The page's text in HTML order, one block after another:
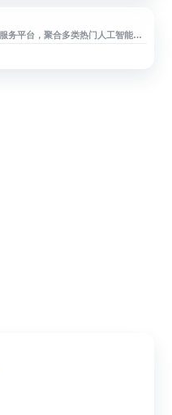
务平台，聚合多类热门人工智能模
等方向。平台提供模型体验、推
发者、企业和 AI 爱好者，适用于